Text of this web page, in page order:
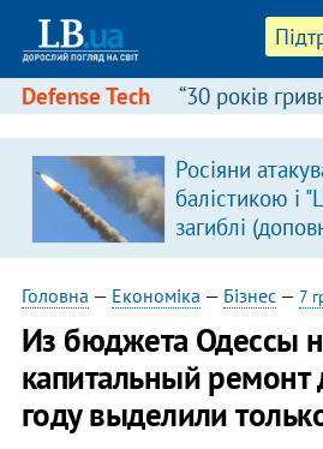
Defense Tech “30 років
Росіяни
балістикою і
загиблі
Головна — Економіка — Бізнес— 7
Из бюджета Одессы
капитальный
году выделили